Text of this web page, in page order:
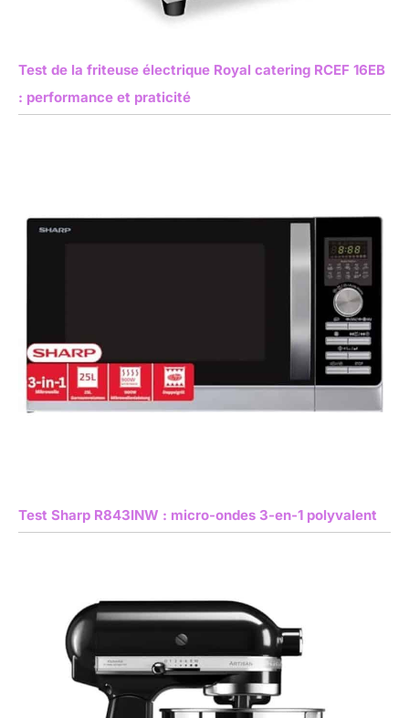
Test de la friteuse électrique Royal catering RCEF 16EB
: performance et praticité
Test Sharp R843INW : micro-ondes 3-en-1 polyvalent